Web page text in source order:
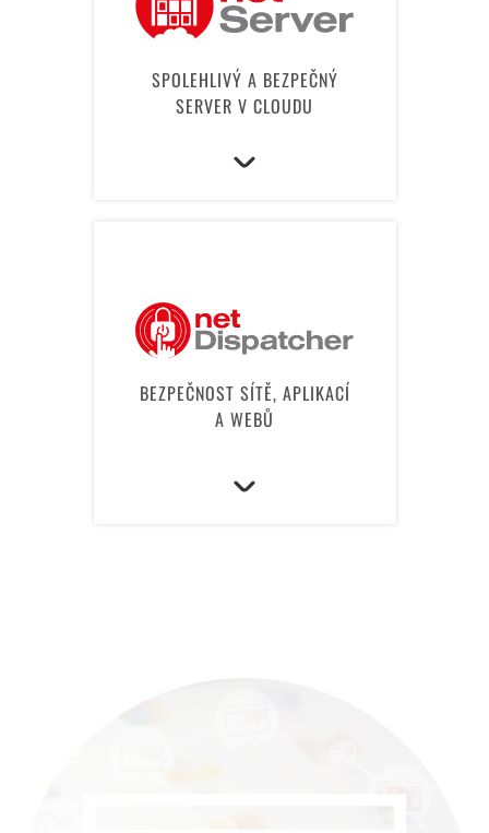
SPOLEHLIVÝ A BEZPEČNÝ
SERVER V CLOUDU
BEZPEČNOST SÍTĚ, APLIKACÍ
A WEBŮ